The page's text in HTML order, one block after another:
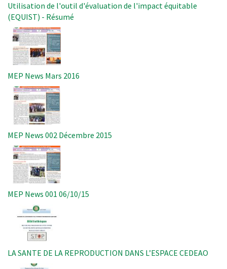
Utilisation de l'outil d'évaluation de l'impact équitable
(EQUIST) - Résumé
Image
MEP News Mars 2016
Image
MEP News 002 Décembre 2015
Image
MEP News 001 06/10/15
LA SANTE DE LA REPRODUCTION DANS L’ESPACE CEDEAO